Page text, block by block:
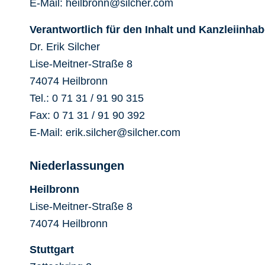
E-Mail: heilbronn@silcher.com
Verantwortlich für den Inhalt und
Dr. Erik Silcher
Lise-Meitner-Straße 8
74074 Heilbronn
Tel.: 0 71 31 / 91 90 315
Fax: 0 71 31 / 91 90 392
E-Mail: erik.silcher@silcher.com
Niederlassungen
Heilbronn
Lise-Meitner-Straße 8
74074 Heilbronn
Stuttgart